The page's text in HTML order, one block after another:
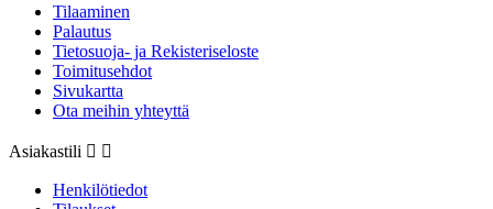
Tilaaminen
Palautus
Tietosuoja- ja Rekisteriseloste
Toimitusehdot
Sivukartta
Ota meihin yhteyttä
Asiakastili  
Henkilötiedot